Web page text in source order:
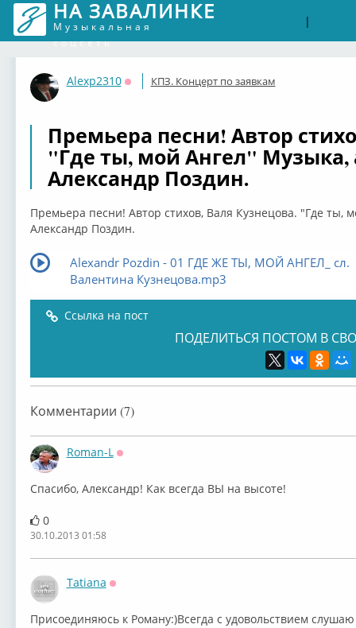
НА ЗАВАЛИНКЕ
Музыкальная
соцсеть
|
Alexp2310
Оффлайн
КПЗ. Концерт по заявкам
Премьера песни! Автор
"Где ты, мой Ангел" Музыка,
Александр Поздин.
Премьера песни! Автор стихов, Валя Кузнецова. "Где ты,
Александр Поздин.
Аlexandr Pozdin - 01 ГДЕ ЖЕ ТЫ, МОЙ АНГЕЛ_ сл.
Валентина Кузнецова.mp3
Ссылка на пост
ПОДЕЛИТЬСЯ ПОСТОМ В
Комментарии (7)
Roman-L
Спасибо, Александр! Как всегда ВЫ на высоте!
0
30.10.2013 01:58
Tatiana
Присоединяюсь к Роману:)Всегда с удовольствием